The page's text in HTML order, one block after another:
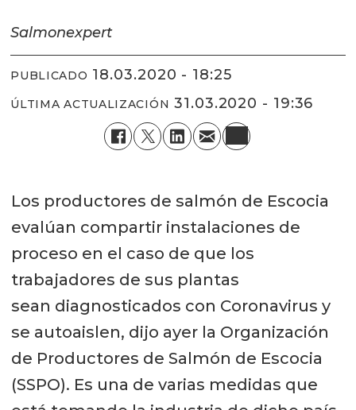
Salmonexpert
PUBLICADO 18.03.2020 - 18:25
ÚLTIMA ACTUALIZACIÓN 31.03.2020 - 19:36
Los productores de salmón de Escocia
evalúan compartir instalaciones de
proceso en el caso de que los
trabajadores de sus plantas
sean diagnosticados con Coronavirus y
se autoaislen, dijo ayer la Organización
de Productores de Salmón de Escocia
(SSPO). Es una de varias medidas que